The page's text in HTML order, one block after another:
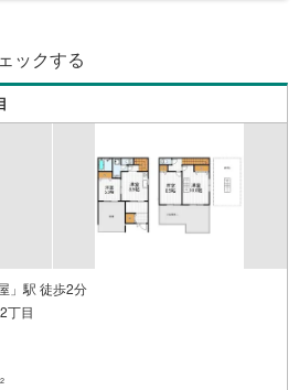
ックする
」駅 徒歩2分
丁目
2